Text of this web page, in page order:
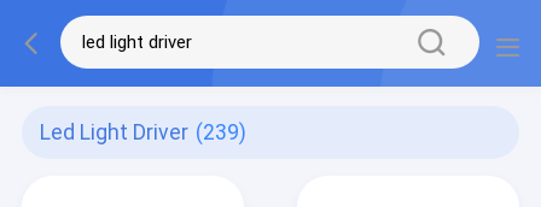
Led Light Driver (239)